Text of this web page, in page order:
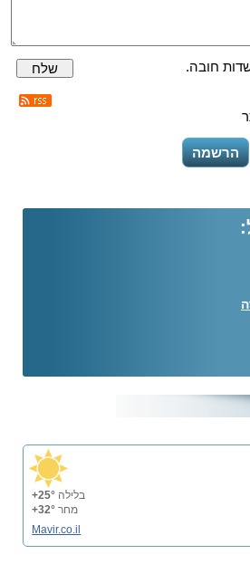
חובה. שלח
הרשמה
בלילה +25°
מחר +32°
Mavir.co.il